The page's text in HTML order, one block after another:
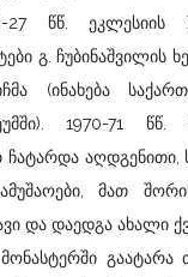
27 წწ. ეკლესიის
გ. ჩუბინაშვილის
(ინახება
1970-71 წწ.
აღდგენითი,
მათ
და დაედგა ახალი
გაატარა